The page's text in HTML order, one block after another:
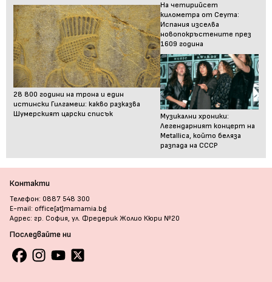
28 800 години на трона и един
истински Гилгамеш: какво разказва
Шумерският царски списък
На четирийсет
километра от Сеута:
Испания изселва
новопокръстените през
1609 година
Музикални хроники:
Легендарният концерт на
Metallica, който беляза
разпада на СССР
Контакти
Телефон: 0887 548 300
E-mail: office[at]mamamia.bg
Адрес: гр. София, ул. Фредерик Жолио Кюри №20
Последвайте ни